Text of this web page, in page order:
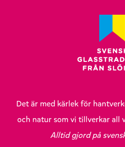
Det är med kärlek för
och natur som vi tillverkar all
Alltid gjord på